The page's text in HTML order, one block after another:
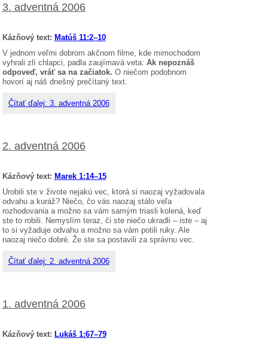
3. adventná 2006
Kázňový text: Matúš 11:2–10
V jednom veľmi dobrom akčnom filme, kde mimochodom
vyhrali zlí chlapci, padla zaujímavá veta: Ak nepoznáš
odpoveď, vráť sa na začiatok. O niečom podobnom
hovorí aj náš dnešný prečítaný text.
Čítať ďalej: 3. adventná 2006
2. adventná 2006
Kázňový text: Marek 1:14–15
Urobili ste v živote nejakú vec, ktorá si naozaj vyžadovala
odvahu a kuráž? Niečo, čo vás naozaj stálo veľa
rozhodovania a možno sa vám samým triasli kolená, keď
ste to robili. Nemyslím teraz, či ste niečo ukradli – iste – aj
to si vyžaduje odvahu a možno sa vám potili ruky. Ale
naozaj niečo dobré. Že ste sa postavili za správnu vec.
Čítať ďalej: 2. adventná 2006
1. adventná 2006
Kázňový text: Lukáš 1:67–79